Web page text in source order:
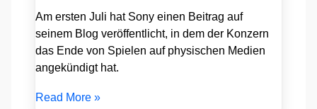
Am ersten Juli hat Sony einen Beitrag auf
seinem Blog veröffentlicht, in dem der Konzern
das Ende von Spielen auf physischen Medien
angekündigt hat.
Read More »